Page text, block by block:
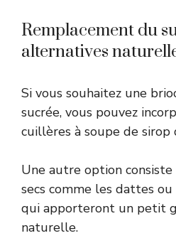
Remplacement du
alternatives
Si vous souhaitez une
sucrée, vous pouvez
cuillères à soupe de sirop
Une autre option
secs comme les dattes
qui apporteront un petit
naturelle.